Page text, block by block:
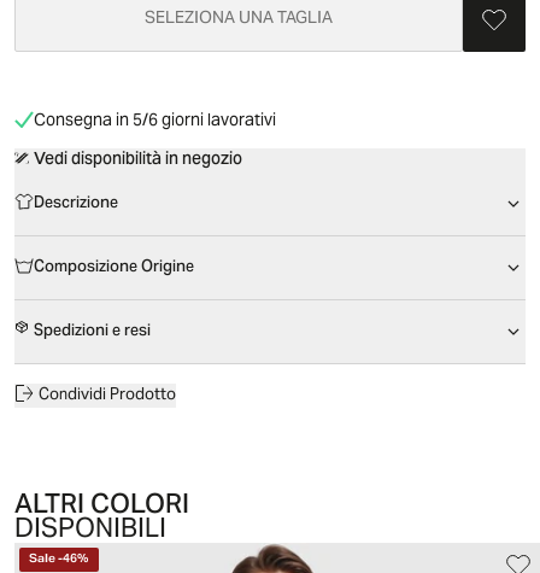
SELEZIONA UNA TAGLIA
Consegna in 5/6 giorni lavorativi
Vedi disponibilità in negozio
Descrizione
Composizione Origine
Spedizioni e resi
Condividi Prodotto
ALTRI COLORI
DISPONIBILI
Sale-46%